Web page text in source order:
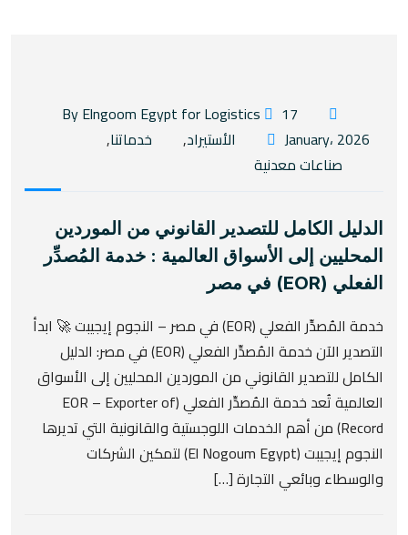
17
January، 2026
الأستيراد, خدماتنا,
صناعات معدنية
الدليل الكامل للتصدير القانوني من الموردين
المحليين إلى الأسواق العالمية : خدمة المُصدِّر
الفعلي (EOR) في مصر
خدمة المُصدِّر الفعلي (EOR) في مصر – النجوم إيجيبت 🚀 ابدأ
التصدير الآن خدمة المُصدِّر الفعلي (EOR) في مصر: الدليل
الكامل للتصدير القانوني من الموردين المحليين إلى الأسواق
العالمية تُعد خدمة المُصدِّر الفعلي (EOR – Exporter of
Record) من أهم الخدمات اللوجستية والقانونية التي تديرها
النجوم إيجيبت (El Nogoum Egypt) لتمكين الشركات
والوسطاء وبائعي التجارة […]